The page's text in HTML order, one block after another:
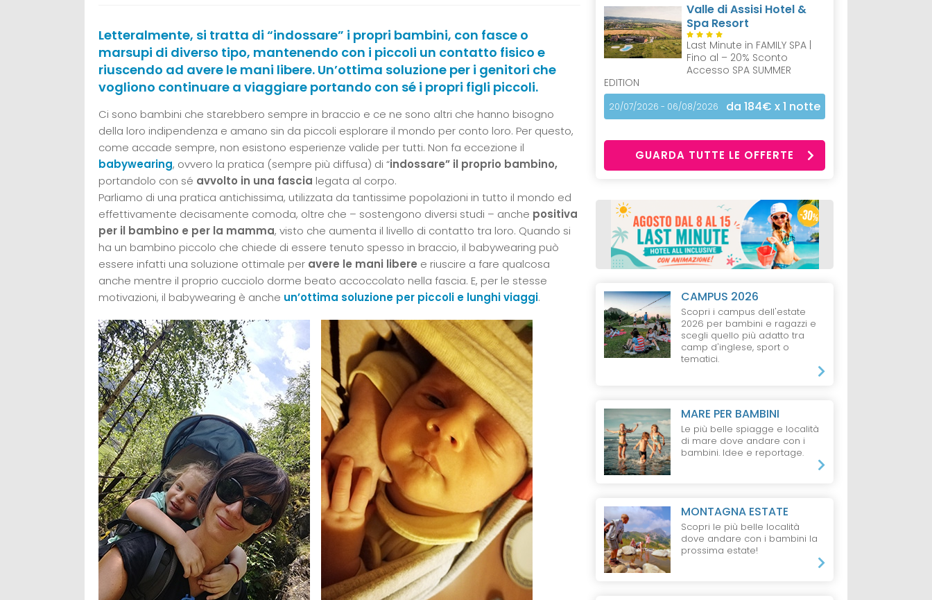
Letteralmente, si tratta di “indossare” i propri bambini, con fasce o
marsupi di diverso tipo, mantenendo con i piccoli un contatto fisico e
riuscendo ad avere le mani libere. Un’ottima soluzione per i genitori che
vogliono continuare a viaggiare portando con sé i propri figli piccoli.
Ci sono bambini che starebbero sempre in braccio e ce ne sono altri che hanno bisogno
della loro indipendenza e amano sin da piccoli esplorare il mondo per conto loro. Per questo,
come accade sempre, non esistono esperienze valide per tutti. Non fa eccezione il
babywearing, ovvero la pratica (sempre più diffusa) di “indossare” il proprio bambino,
portandolo con sé avvolto in una fascia legata al corpo.
Parliamo di una pratica antichissima, utilizzata da tantissime popolazioni in tutto il mondo ed
effettivamente decisamente comoda, oltre che – sostengono diversi studi – anche positiva
per il bambino e per la mamma, visto che aumenta il livello di contatto tra loro. Quando si
ha un bambino piccolo che chiede di essere tenuto spesso in braccio, il babywearing può
essere infatti una soluzione ottimale per avere le mani libere e riuscire a fare qualcosa
anche mentre il proprio cucciolo dorme beato accoccolato nella fascia. E, per le stesse
motivazioni, il babywearing è anche un’ottima soluzione per piccoli e lunghi viaggi.
Valle di Assisi Hotel &
Spa Resort
Last Minute in FAMILY SPA |
Fino al – 20% Sconto
Accesso SPA SUMMER
EDITION
20/07/2026 - 06/08/2026 da 184€ x 1 notte
GUARDA TUTTE LE OFFERTE
CAMPUS 2026
Scopri i campus dell'estate
2026 per bambini e ragazzi e
scegli quello più adatto tra
camp d'inglese, sport o
tematici.
MARE PER BAMBINI
Le più belle spiagge e località
di mare dove andare con i
bambini. Idee e reportage.
MONTAGNA ESTATE
Scopri le più belle località
dove andare con i bambini la
prossima estate!